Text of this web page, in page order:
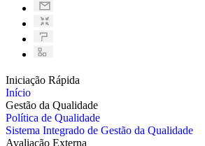
Iniciação Rápida
Início
Gestão da Qualidade
Política de Qualidade
Sistema Integrado de Gestão da Qualidade
Avaliação Externa